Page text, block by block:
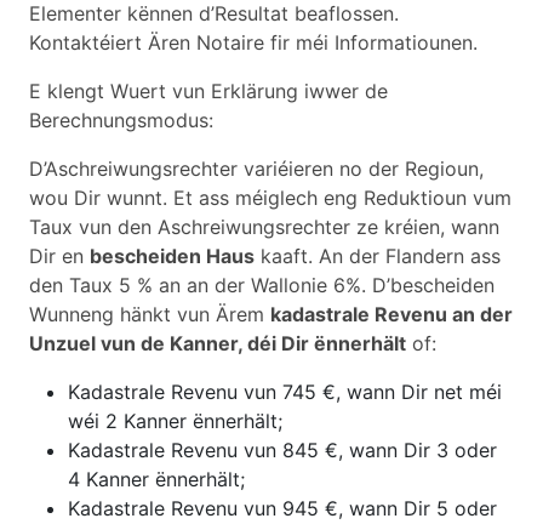
Elementer kënnen d’Resultat beaflossen.
Kontaktéiert Ären Notaire fir méi Informatiounen.
E klengt Wuert vun Erklärung iwwer de
Berechnungsmodus:
D’Aschreiwungsrechter variéieren no der Regioun,
wou Dir wunnt. Et ass méiglech eng Reduktioun vum
Taux vun den Aschreiwungsrechter ze kréien, wann
Dir en bescheiden Haus kaaft. An der Flandern ass
den Taux 5 % an an der Wallonie 6%. D’bescheiden
Wunneng hänkt vun Ärem kadastrale Revenu an der
Unzuel vun de Kanner, déi Dir ënnerhält of:
Kadastrale Revenu vun 745 €, wann Dir net méi
wéi 2 Kanner ënnerhält;
Kadastrale Revenu vun 845 €, wann Dir 3 oder
4 Kanner ënnerhält;
Kadastrale Revenu vun 945 €, wann Dir 5 oder